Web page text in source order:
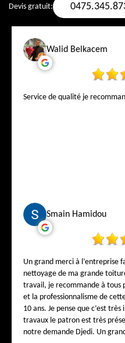
Devis gratuit:
Walid Belkacem
Service de qualité je
Smain Hamidou
Un grand merci à l’entreprise
nettoyage de ma grande
travail, je recommande à tous
et la professionnalisme de
10 ans. Je pense que c’est
travaux le patron est très
notre demande Djedi. Un